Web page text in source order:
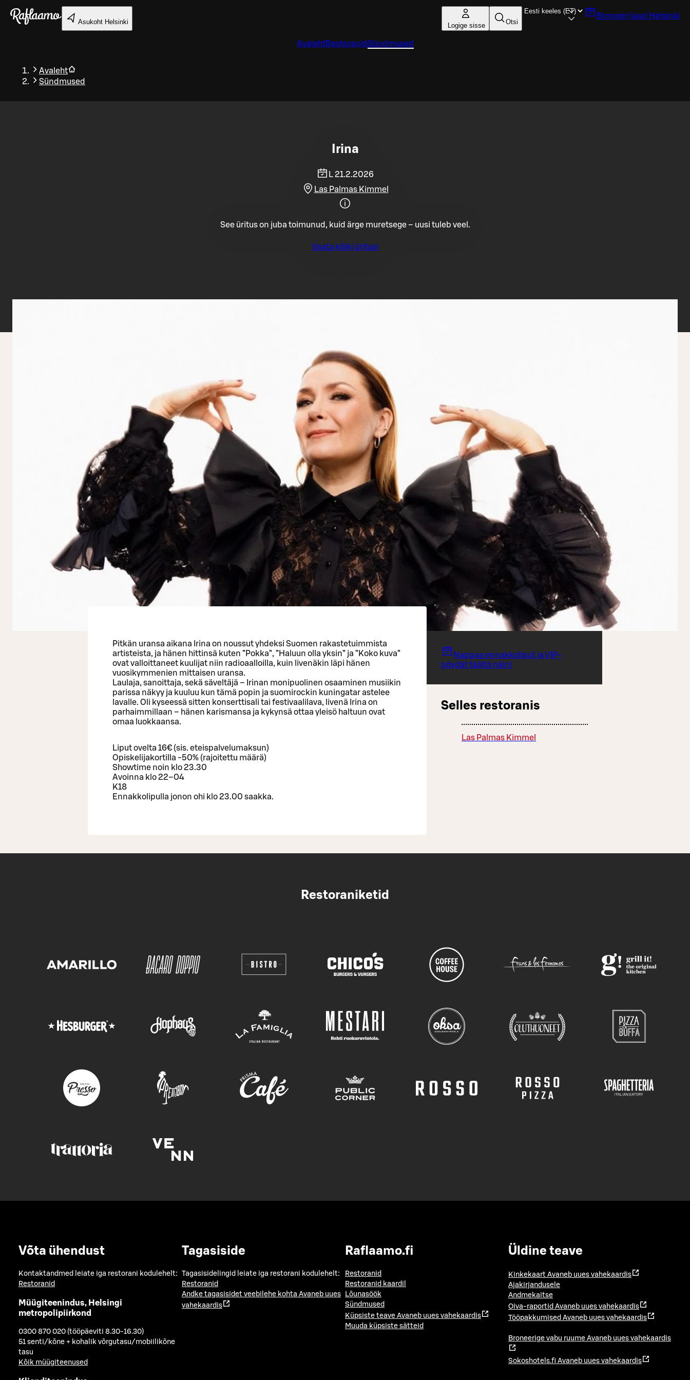
Liigu peamise sisu juurde
Asukoht Helsinki Logige sisse Otsi
Broneeri laud Helsinki
AvalehtRestoranidSündmused
Avaleht
Sündmused
Tagasi
Irina
L 21.2.2026
Las Palmas Kimmel
See üritus on juba toimunud, kuid ärge muretsege – uusi tuleb veel.
Vaata kõiki üritusi
Pitkän uransa aikana Irina on noussut yhdeksi Suomen rakastetuimmista
artisteista, ja hänen hittinsä kuten ”Pokka”, ”Haluun olla yksin” ja ”Koko kuva”
ovat valloittaneet kuulijat niin radioaalloilla, kuin livenäkin läpi hänen
vuosikymmenien mittaisen uransa.
Laulaja, sanoittaja, sekä säveltäjä – Irinan monipuolinen osaaminen musiikin
parissa näkyy ja kuuluu kun tämä popin ja suomirockin kuningatar astelee
lavalle. Oli kyseessä sitten konserttisali tai festivaalilava, livenä Irina on
parhaimmillaan – hänen karismansa ja kykynsä ottaa yleisö haltuun ovat
omaa luokkaansa.
Liput ovelta 16€ (sis. eteispalvelumaksun)
Opiskelijakortilla -50% (rajoitettu määrä)
Showtime noin klo 23.30
Avoinna klo 22–04
K18
Ennakkolipulla jonon ohi klo 23.00 saakka.
Nappaa ennakkoliput ja VIP-
pöydät täältä näin!
Selles restoranis
Las Palmas Kimmel
Restoraniketid
Võta ühendust
Kontaktandmed leiate iga restorani kodulehelt:
Restoranid
Müügiteenindus, Helsingi
metropolipiirkond
0300 870 020 (tööpäeviti 8.30-16.30)
51 senti/kõne + kohalik võrgutasu/mobiilikõne
tasu
Kõik müügiteenused
Tagasiside
Tagasisidelingid leiate iga restorani kodulehelt:
Restoranid
Andke tagasisidet veebilehe kohta Avaneb uues
vahekaardis
Raflaamo.fi
Restoranid
Restoranid kaardil
Lõunasöök
Sündmused
Küpsiste teave Avaneb uues vahekaardis
Muuda küpsiste sätteid
Üldine teave
Kinkekaart Avaneb uues vahekaardis
Ajakirjandusele
Andmekaitse
Oiva-raportid Avaneb uues vahekaardis
Tööpakkumised Avaneb uues vahekaardis
Broneerige vabu ruume Avaneb uues vahekaardis
Sokoshotels.fi Avaneb uues vahekaardis